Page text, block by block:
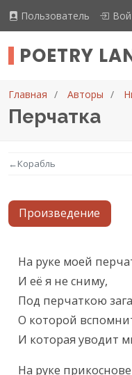
Пользователь
POETRY
Главная Авторы
Перчатка
←Корабль
Произведение
Текст
На руке моей
И её я не сниму,
Под перчаткою
О которой
И которая уводит
На руке